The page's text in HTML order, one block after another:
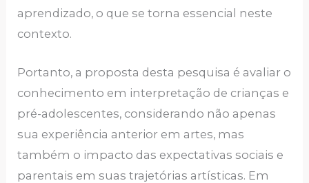
aprendizado, o que se torna essencial neste
contexto.
Portanto, a proposta desta pesquisa é avaliar o
conhecimento em interpretação de crianças e
pré-adolescentes, considerando não apenas
sua experiência anterior em artes, mas
também o impacto das expectativas sociais e
parentais em suas trajetórias artísticas. Em